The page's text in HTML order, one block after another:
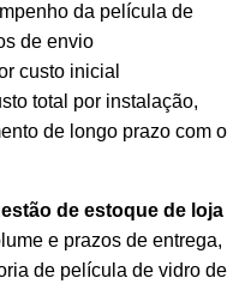
da película de
de envio
custo inicial
total por instalação,
de longo prazo com o
de estoque de loja
e prazos de entrega,
de película de vidro de